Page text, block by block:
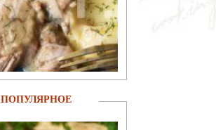
ПОПУЛЯРНОЕ